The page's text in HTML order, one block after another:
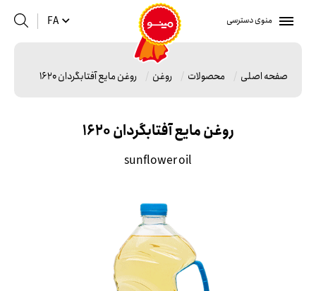
منوی دسترسی FA
صفحه اصلی محصولات روغن روغن مایع آفتابگردان 1620
روغن مایع آفتابگردان 1620
sunflower oil